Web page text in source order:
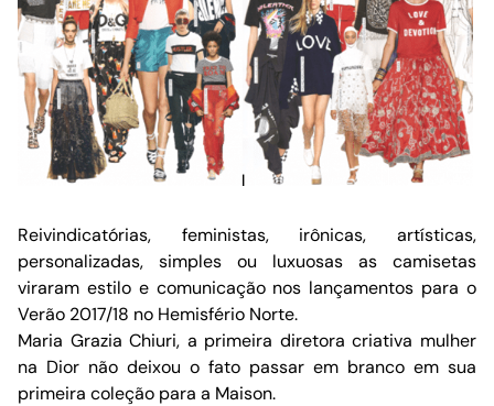
Reivindicatórias, feministas, irônicas, artísticas,
personalizadas, simples ou luxuosas as camisetas
viraram estilo e comunicação nos lançamentos para o
Verão 2017/18 no Hemisfério Norte.
Maria Grazia Chiuri, a primeira diretora criativa mulher
na Dior não deixou o fato passar em branco em sua
primeira coleção para a Maison.